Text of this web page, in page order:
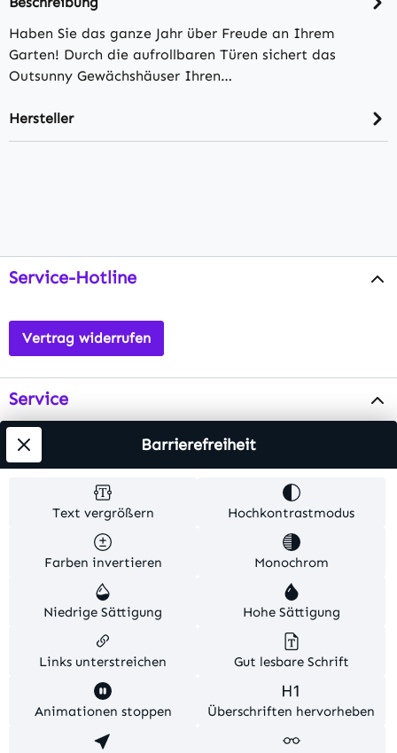
Haben Sie das ganze Jahr über Freude an Ihrem
Garten! Durch die aufrollbaren Türen sichert das
Outsunny Gewächshäuser Ihren…
Hersteller
Service-Hotline
Vertrag widerrufen
Service
Info
Alle Preise inkl. gesetzl. Mehrwertsteuer zzgl.
Versandkosten . Alle Artikelangaben sind
Herstellerangaben und ohne Gewähr.
© 2026 MKV24 – Alle Rechte vorbehalten. Theme by
TC-Innovations
Text vergrößern Hochkontrastmodus
Farben invertieren Monochrom
Niedrige Sättigung Hohe Sättigung
Links unterstreichen Gut lesbare Schrift
Animationen stoppen Überschriften hervorheben
Barrierefreiheit
Diese Website verwendet Cookies, um eine bestmögliche
Erfahrung bieten zu können.